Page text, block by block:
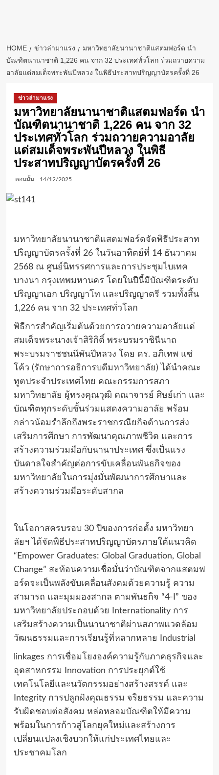
HOME ข่าวล่ามาแรง
มหาวิทยาลัยนานาชาติแสตมฟอร์ด นำ
บัณฑิตนานาชาติ 1,226 คน จาก 32 ประเทศทั่วโลก ร่วมถวายความ
อาลัยแด่สมเด็จพระพันปีหลวง ในพิธีประสาทปริญญาบัตรครั้งที่ 26
ข่าวล่ามาแรง
มหาวิทยาลัยนานาชาติแสตมฟอร์ด นำ
บัณฑิตนานาชาติ 1,226 คน จาก 32
ประเทศทั่วโลก ร่วมถวายความอาลัย
แด่สมเด็จพระพันปีหลวง ในพิธี
ประสาทปริญญาบัตรครั้งที่ 26
ตอนนั้น 14/12/2025
มหาวิทยาลัยนานาชาติแสตมฟอร์ดจัดพิธีประสาท
ปริญญาบัตรครั้งที่ 26 ในวันอาทิตย์ที่ 14 ธันวาคม
2568 ณ ศูนย์นิทรรศการและการประชุมไบเทค
บางนา กรุงเทพมหานคร โดยในปีนี้มีบัณฑิตระดับ
ปริญญาเอก ปริญญาโท และปริญญาตรี รวมทั้งสิ้น
1,226 คน จาก 32 ประเทศทั่วโลก
พิธีการสำคัญเริ่มต้นด้วยการถวายความอาลัยแด่
สมเด็จพระนางเจ้าสิริกิติ์ พระบรมราชินีนาถ
พระบรมราชชนนีพันปีหลวง โดย ดร. อภิเทพ แซ่
โค้ว (รักษาการอธิการบดีมหาวิทยาลัย) ได้นำคณะ
ทูตประจำประเทศไทย คณะกรรมการสภา
มหาวิทยาลัย ผู้ทรงคุณวุฒิ คณาจารย์ ศิษย์เก่า และ
บัณฑิตทุกระดับชั้นร่วมแสดงความอาลัย พร้อม
กล่าวน้อมรำลึกถึงพระราชกรณียกิจด้านการส่ง
เสริมการศึกษา การพัฒนาคุณภาพชีวิต และการ
สร้างความร่วมมือกับนานาประเทศ ซึ่งเป็นแรง
บันดาลใจสำคัญต่อการขับเคลื่อนพันธกิจของ
มหาวิทยาลัยในการมุ่งมั่นพัฒนาการศึกษาและ
สร้างความร่วมมือระดับสากล
ในโอกาสครบรอบ 30 ปีของการก่อตั้ง มหาวิทยา
ลัยฯ ได้จัดพิธีประสาทปริญญาบัตรภายใต้แนวคิด
“Empower Graduates: Global Graduation, Global
Change” สะท้อนความเชื่อมั่นว่าบัณฑิตจากแสตมฟ
อร์ดจะเป็นพลังขับเคลื่อนสังคมด้วยความรู้ ความ
สามารถ และมุมมองสากล ตามพันธกิจ “4-I” ของ
มหาวิทยาลัยประกอบด้วย Internationality การ
เสริมสร้างความเป็นนานาชาติผ่านสภาพแวดล้อม
วัฒนธรรมและการเรียนรู้ที่หลากหลาย Industrial
linkages การเชื่อมโยงองค์ความรู้กับภาคธุรกิจและ
อุตสาหกรรม Innovation การประยุกต์ใช้
เทคโนโลยีและนวัตกรรมอย่างสร้างสรรค์ และ
Integrity การปลูกฝังคุณธรรม จริยธรรม และความ
รับผิดชอบต่อสังคม หล่อหลอมบัณฑิตให้มีความ
พร้อมในการก้าวสู่โลกยุคใหม่และสร้างการ
เปลี่ยนแปลงเชิงบวกให้แก่ประเทศไทยและ
ประชาคมโลก